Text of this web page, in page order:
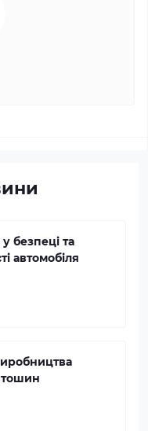
безпеці та
автомобіля